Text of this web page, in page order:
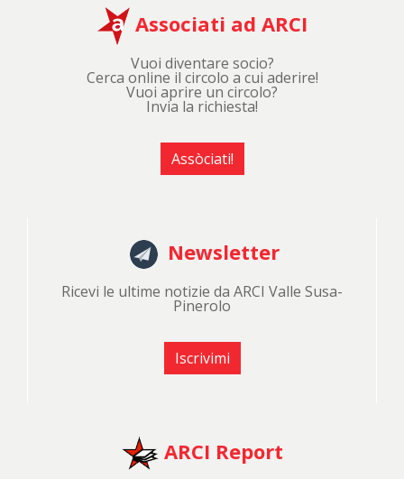
Associati ad ARCI
Vuoi diventare socio?
Cerca online il circolo a cui aderire!
Vuoi aprire un circolo?
Invia la richiesta!
Assòciati!
Newsletter
Ricevi le ultime notizie da ARCI Valle Susa-
Pinerolo
Iscrivimi
ARCI Report